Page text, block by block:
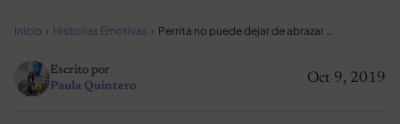
Inicio Historias Emotivas Perrita no puede dejar de abrazar y agradecer a la mujer que la salvó
Oct 9, 2019
Escrito por
Paula Quintero